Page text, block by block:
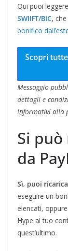
Qui puoi
SWIIFT/BiC,
bonifico
Scopri
Messaggio
dettagli e
informativi alla
Si
da
Sì, puoi
eseguire un
elencati,
Hype al tuo
quest’ultimo.